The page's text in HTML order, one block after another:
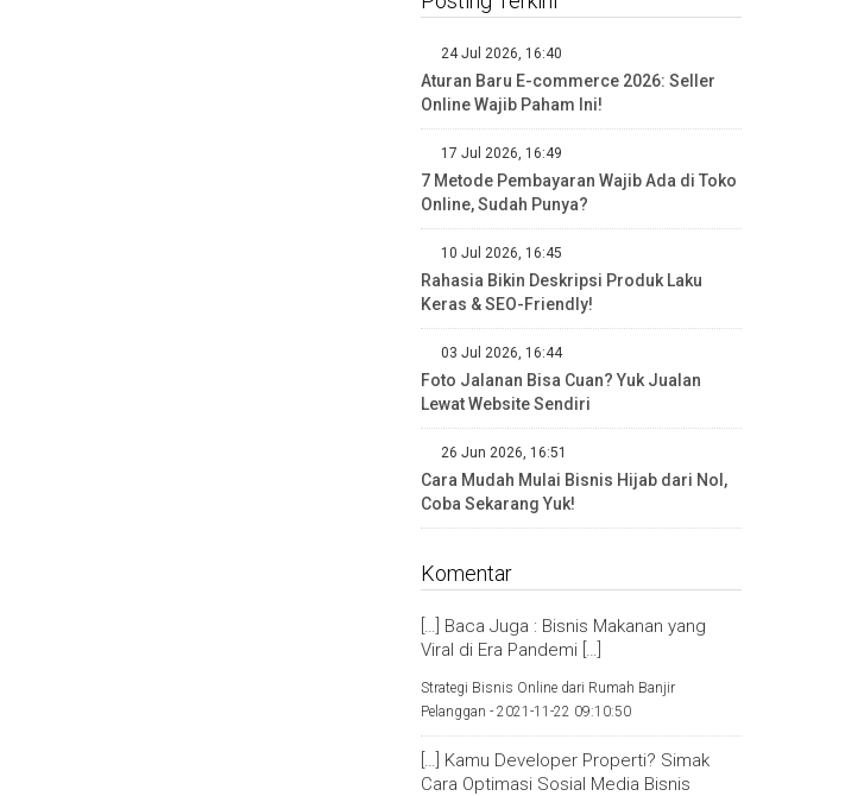
24 Jul 2026, 16:40
Aturan Baru E-commerce 2026: Seller
Online Wajib Paham Ini!
17 Jul 2026, 16:49
7 Metode Pembayaran Wajib Ada di Toko
Online, Sudah Punya?
10 Jul 2026, 16:45
Rahasia Bikin Deskripsi Produk Laku
Keras & SEO-Friendly!
03 Jul 2026, 16:44
Foto Jalanan Bisa Cuan? Yuk Jualan
Lewat Website Sendiri
26 Jun 2026, 16:51
Cara Mudah Mulai Bisnis Hijab dari Nol,
Coba Sekarang Yuk!
Komentar
[…] Baca Juga : Bisnis Makanan yang
Viral di Era Pandemi […]
Strategi Bisnis Online dari Rumah Banjir
Pelanggan - 2021-11-22 09:10:50
[…] Kamu Developer Properti? Simak
Cara Optimasi Sosial Media Bisnis